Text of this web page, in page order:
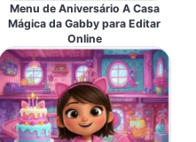
Menu de Aniversário A Casa
Mágica da Gabby para Editar
Online